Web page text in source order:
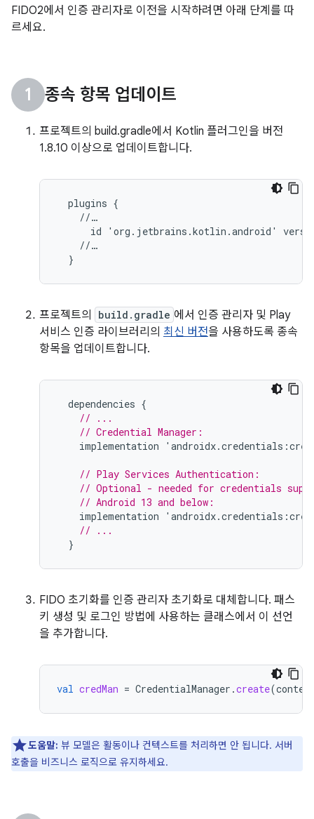
FIDO2에서 인증 관리자로 이전을 시작하려면 아래 단계를 따
르세요.
종속 항목 업데이트
프로젝트의 build.gradle에서 Kotlin 플러그인을 버전
1.8.10 이상으로 업데이트합니다.
  plugins {
    //…
id 'org.jetbrains.kotlin.android'
    //…
프로젝트의 build.gradle 에서 인증 관리자 및 Play
서비스 인증 라이브러리의 최신 버전을 사용하도록 종속
항목을 업데이트합니다.
dependencies {
// ...
// Credential Manager:
implementation
' androidx.credentials :
// Play Services Authentication:
// Optional - needed for credentials
// Android 13 and below:
implementation
' androidx.credentials :
// ...
}
FIDO 초기화를 인증 관리자 초기화로 대체합니다. 패스
키 생성 및 로그인 방법에 사용하는 클래스에서 이 선언
을 추가합니다.
val credMan = CredentialManager .create(
도움말: 뷰 모델은 활동이나 컨텍스트를 처리하면 안 됩니다. 서버
호출을 비즈니스 로직으로 유지하세요.